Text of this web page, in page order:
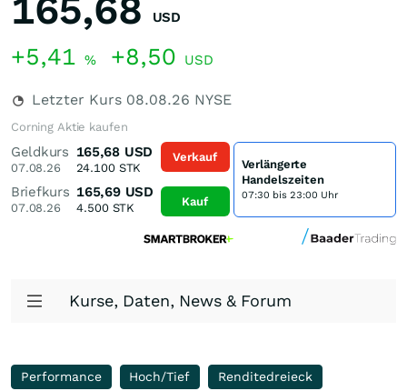
USD
+5,41 % +8,50 USD
Letzter Kurs 08.08.26 NYSE
Corning Aktie kaufen
Geldkurs
07.08.26
165,68 USD
24.100STK
Briefkurs
07.08.26
165,69 USD
4.500STK
Verkauf
Kauf
Verlängerte
Handelszeiten
07:30 bis 23:00 Uhr
Kurse, Daten, News & Forum
Performance Hoch/Tief
Renditedreieck